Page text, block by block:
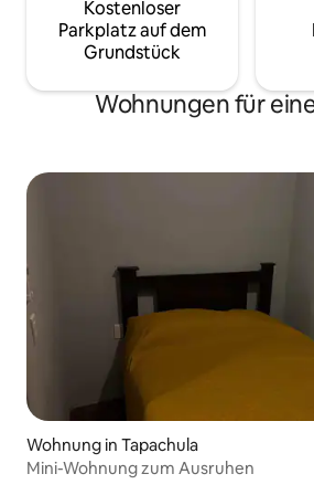
Kostenloser
Parkplatz auf dem
Grundstück
Wohnungen für
Wohnung in Tapachula
Mini-Wohnung zum Ausruhen